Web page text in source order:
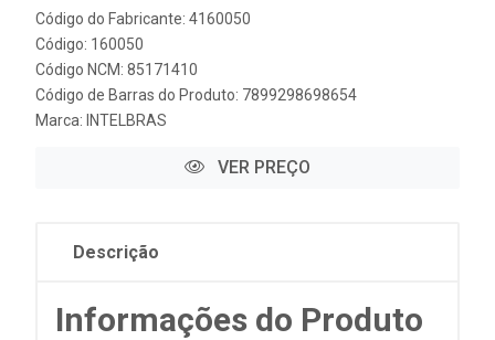
Código do Fabricante: 4160050
Código: 160050
Código NCM: 85171410
Código de Barras do Produto: 7899298698654
Marca: INTELBRAS
VER PREÇO
Descrição
Informações do Produto